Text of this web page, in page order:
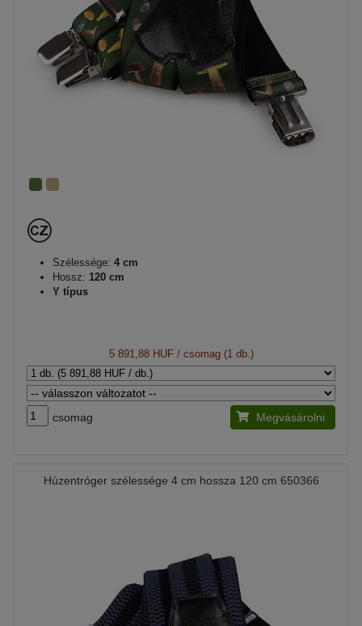
Szélessége: 4 cm
Hossz: 120 cm
Y típus
5 891,88 HUF/ csomag (1 db.)
csomag Megvásárolni
Húzentróger szélessége 4 cm hossza 120 cm 650366